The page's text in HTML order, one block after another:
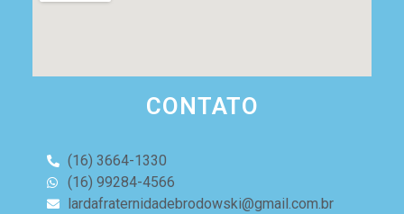
CONTATO
(16) 3664-1330
(16) 99284-4566
lardafraternidadebrodowski@gmail.com.br